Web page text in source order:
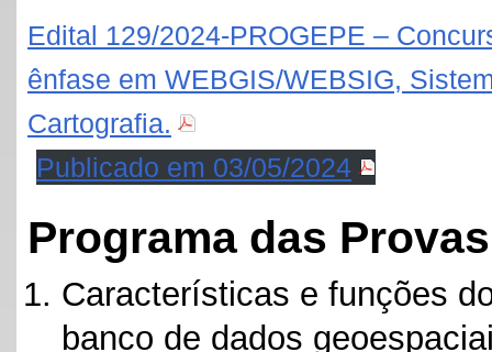
Edital 129/2024-PROGEPE –
ênfase em WEBGIS/WEBSIG,
Cartografia.
Publicado em 03/05/2024
Programa das
Características e funções
banco de dados